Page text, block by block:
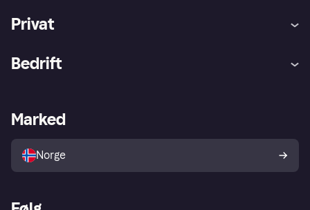
Privat
Utforsk butikker
Bedrift
Merchant portal
Marked
Norge